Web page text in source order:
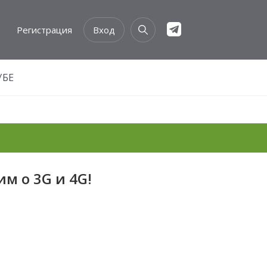
Регистрация Вход
о 3G и 4G!